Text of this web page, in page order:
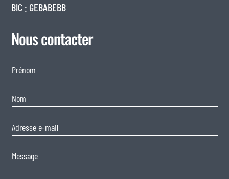
BIC : GEBABEBB
Nous contacter